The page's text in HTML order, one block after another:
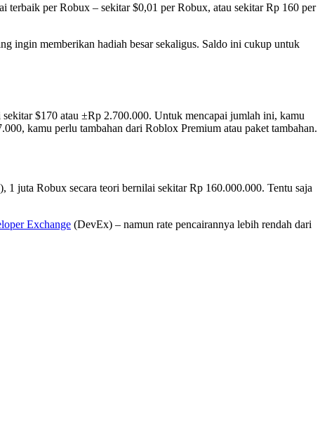
terbaik per Robux – sekitar $0,01 per Robux, atau sekitar Rp 160 per
ingin memberikan hadiah besar sekaligus. Saldo ini cukup untuk
$170 atau ±Rp 2.700.000. Untuk mencapai jumlah ini, kamu
kamu perlu tambahan dari Roblox Premium atau paket tambahan.
1 juta Robux secara teori bernilai sekitar Rp 160.000.000. Tentu saja
Exchange (DevEx) – namun rate pencairannya lebih rendah dari